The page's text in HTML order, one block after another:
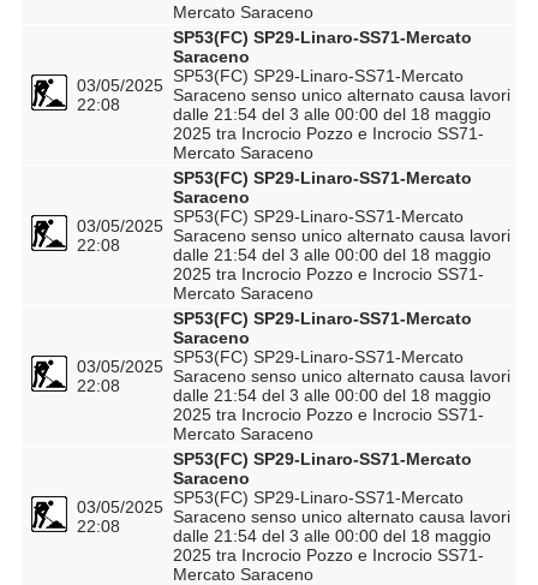
Mercato Saraceno
03/05/2025
22:08
SP53(FC) SP29-Linaro-SS71-Mercato
Saraceno
SP53(FC) SP29-Linaro-SS71-Mercato
Saraceno senso unico alternato causa lavori
dalle 21:54 del 3 alle 00:00 del 18 maggio
2025 tra Incrocio Pozzo e Incrocio SS71-
Mercato Saraceno
03/05/2025
22:08
SP53(FC) SP29-Linaro-SS71-Mercato
Saraceno
SP53(FC) SP29-Linaro-SS71-Mercato
Saraceno senso unico alternato causa lavori
dalle 21:54 del 3 alle 00:00 del 18 maggio
2025 tra Incrocio Pozzo e Incrocio SS71-
Mercato Saraceno
03/05/2025
22:08
SP53(FC) SP29-Linaro-SS71-Mercato
Saraceno
SP53(FC) SP29-Linaro-SS71-Mercato
Saraceno senso unico alternato causa lavori
dalle 21:54 del 3 alle 00:00 del 18 maggio
2025 tra Incrocio Pozzo e Incrocio SS71-
Mercato Saraceno
03/05/2025
22:08
SP53(FC) SP29-Linaro-SS71-Mercato
Saraceno
SP53(FC) SP29-Linaro-SS71-Mercato
Saraceno senso unico alternato causa lavori
dalle 21:54 del 3 alle 00:00 del 18 maggio
2025 tra Incrocio Pozzo e Incrocio SS71-
Mercato Saraceno